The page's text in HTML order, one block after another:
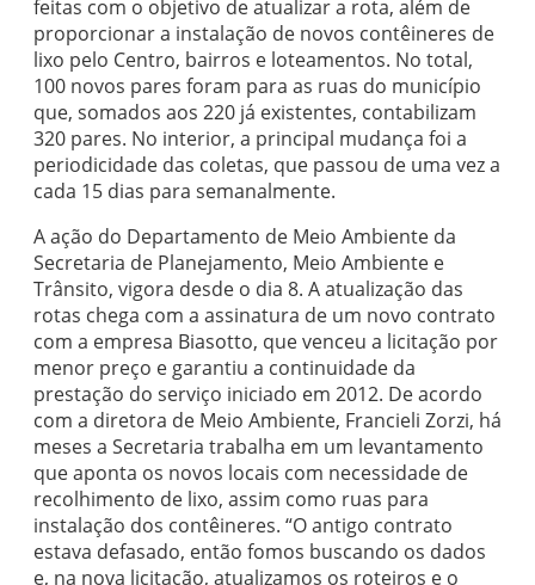
feitas com o objetivo de atualizar a rota, além de
proporcionar a instalação de novos contêineres de
lixo pelo Centro, bairros e loteamentos. No total,
100 novos pares foram para as ruas do município
que, somados aos 220 já existentes, contabilizam
320 pares. No interior, a principal mudança foi a
periodicidade das coletas, que passou de uma vez a
cada 15 dias para semanalmente.
A ação do Departamento de Meio Ambiente da
Secretaria de Planejamento, Meio Ambiente e
Trânsito, vigora desde o dia 8. A atualização das
rotas chega com a assinatura de um novo contrato
com a empresa Biasotto, que venceu a licitação por
menor preço e garantiu a continuidade da
prestação do serviço iniciado em 2012. De acordo
com a diretora de Meio Ambiente, Francieli Zorzi, há
meses a Secretaria trabalha em um levantamento
que aponta os novos locais com necessidade de
recolhimento de lixo, assim como ruas para
instalação dos contêineres. “O antigo contrato
estava defasado, então fomos buscando os dados
e, na nova licitação, atualizamos os roteiros e o